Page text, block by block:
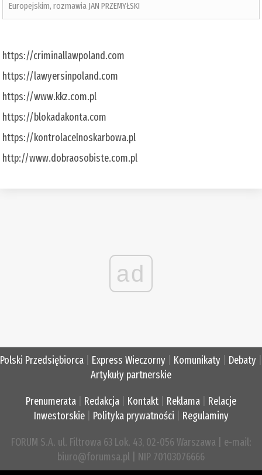
Europejskim, rozmawia JAN PRZEMYŁSKI
https://criminallawpoland.com
https://lawyersinpoland.com
https://www.kkz.com.pl
https://blokadakonta.com
https://kontrolacelnoskarbowa.pl
http://www.dobraosobiste.com.pl
ad
Polski Przedsiębiorca Express Wieczorny Komunikaty Debaty
Artykuły partnerskie
Prenumerata Redakcja Kontakt Reklama
Relacje
Inwestorskie| Polityka prywatności Regulaminy
FORUM S.A. ul. Filtrowa 63 Lok. 43, 02-056 Warszawa | e-mail:
biuro@forumsa.pl | NIP 70103076666